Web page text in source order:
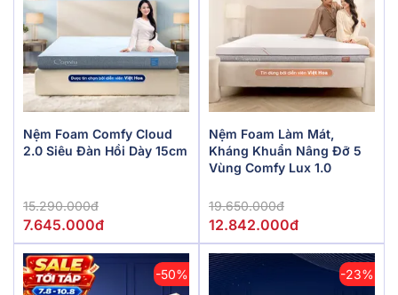
Nệm Foam Comfy Cloud
2.0 Siêu Đàn Hồi Dày 15cm
15.290.000đ
7.645.000đ
Nệm Foam Làm Mát,
Kháng Khuẩn Nâng Đỡ 5
Vùng Comfy Lux 1.0
19.650.000đ
12.842.000đ
-50% -23%